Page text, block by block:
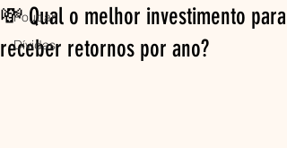
Poupar
Dívidas
💸 Qual o melhor investimento para
receber retornos por ano?